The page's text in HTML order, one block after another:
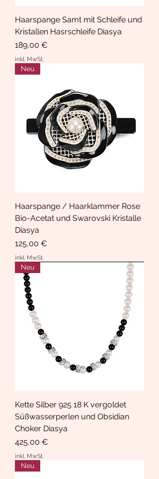
Haarspange Samt mit Schleife und
Kristallen Hasrschleife Diasya
Preis
189,00 €
inkl. MwSt.
Neu
Haarspange / Haarklammer Rose
Bio-Acetat und Swarovski Kristalle
Diasya
Preis
125,00 €
inkl. MwSt.
Neu
Kette Silber 925 18 K vergoldet
Süßwasserperlen und Obsidian
Choker Diasya
Preis
425,00 €
inkl. MwSt.
Neu